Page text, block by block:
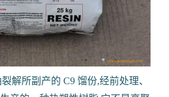
解所副产的 C9 馏份,经前处理、